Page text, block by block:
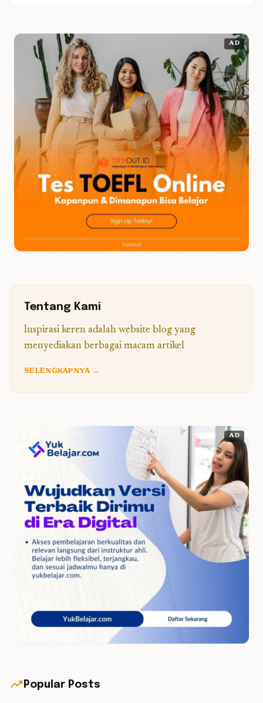
AD
Tentang Kami
Inspirasi keren adalah website blog yang
menyediakan berbagai macam artikel
SELENGKAPNYA →
AD
trending_up Popular Posts